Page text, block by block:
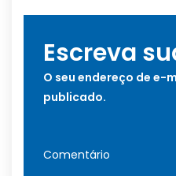
Escreva
O seu endereço de e-
publicado.
Comentário